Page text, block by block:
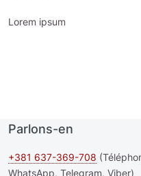
Lorem ipsum
Parlons-en
+381 637-369-708
WhatsApp, Telegram, Viber)